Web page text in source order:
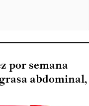
por semana
abdominal,